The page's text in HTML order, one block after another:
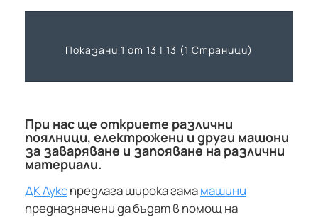
При нас ще откриете различни
поялници, електрожени и други машони
за заваряване и запояване на различни
материали.
ДК Лукспредлага широка гамамашини
предназначени да бъдат в помощ на
Показани 1 от 13 | 13 (1 Страници)